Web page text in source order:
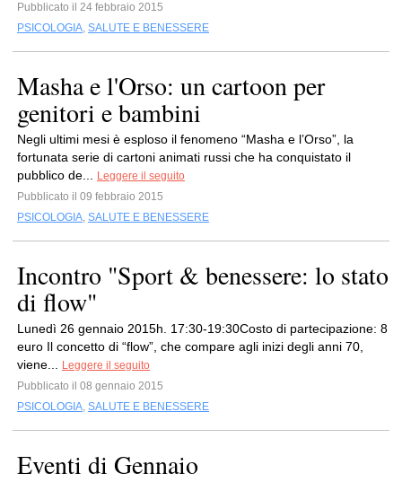
Pubblicato il 24 febbraio 2015
PSICOLOGIA, SALUTE E BENESSERE
Masha e l'Orso: un cartoon per
genitori e bambini
Negli ultimi mesi è esploso il fenomeno “Masha e l’Orso”, la
fortunata serie di cartoni animati russi che ha conquistato il
pubblico de...
Leggere il seguito
Pubblicato il 09 febbraio 2015
PSICOLOGIA, SALUTE E BENESSERE
Incontro "Sport & benessere: lo stato
di flow"
Lunedì 26 gennaio 2015h. 17:30-19:30Costo di partecipazione: 8
euro Il concetto di “flow”, che compare agli inizi degli anni 70,
viene...
Leggere il seguito
Pubblicato il 08 gennaio 2015
PSICOLOGIA, SALUTE E BENESSERE
Eventi di Gennaio